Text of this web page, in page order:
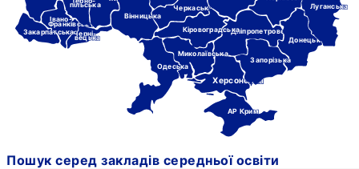
Черкаська
Черні-
вецька
Дніпропетровська
Донецька
Івано-
Франківська
Херсонська
Кіровоградська
АР Крим
Луганська
Миколаївська
Одеська
пільська
Вінницька
Закарпатська
Запорізька
Пошук серед закладів середньої освіти